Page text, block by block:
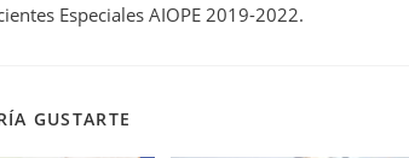
Especiales AIOPE 2019-2022.
GUSTARTE